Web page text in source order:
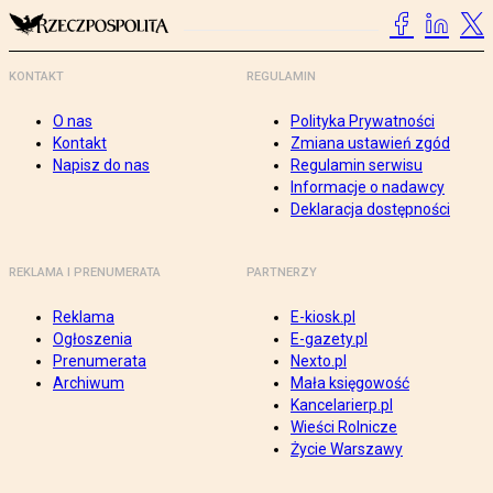
KONTAKT
O nas
Kontakt
Napisz do nas
REGULAMIN
Polityka Prywatności
Zmiana ustawień zgód
Regulamin serwisu
Informacje o nadawcy
Deklaracja dostępności
REKLAMA I PRENUMERATA
Reklama
Ogłoszenia
Prenumerata
Archiwum
PARTNERZY
E-kiosk.pl
E-gazety.pl
Nexto.pl
Mała księgowość
Kancelarierp.pl
Wieści Rolnicze
Życie Warszawy